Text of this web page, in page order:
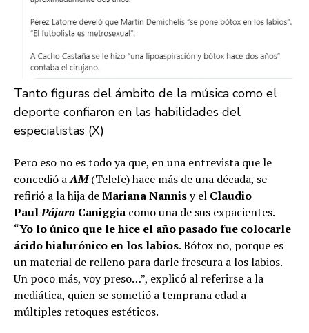
Tanto figuras del ámbito de la música como el
deporte confiaron en las habilidades del
especialistas (X)
Pero eso no es todo ya que, en una entrevista que le
concedió aAM(Telefe) hace más de una década, se
refirió a la hija deMariana Nannisy el Claudio
PaulPájaro Caniggia como una de sus expacientes.
“Yo lo único que le hice el año pasado fue colocarle
ácido hialurónico en los labios. Bótox no, porque es
un material de relleno para darle frescura a los labios.
Un poco más, voy preso…”, explicó al referirse a la
mediática, quien se sometió a temprana edad a
múltiples retoques estéticos.